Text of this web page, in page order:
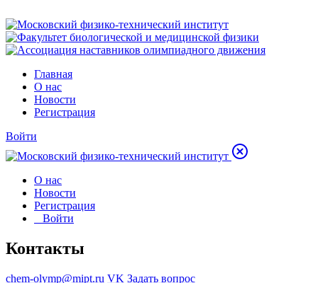
Главная
О нас
Новости
Регистрация
Войти
О нас
Новости
Регистрация
Войти
Контакты
chem-olymp@mipt.ru VK Задать вопрос